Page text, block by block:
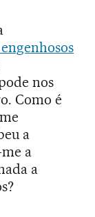
engenhosos
nos
Como é
a
a
a